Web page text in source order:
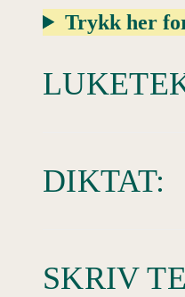
Trykk her
DIKTAT:
SKRIV